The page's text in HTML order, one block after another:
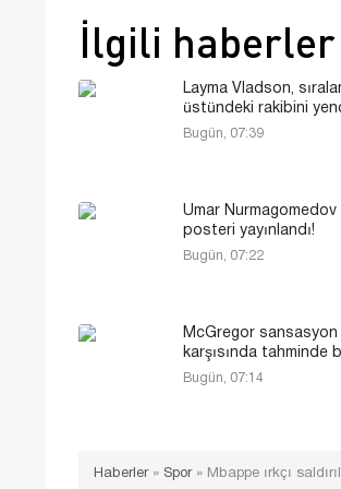
İlgili haberler
Layma Vladson,
üstündeki rakibini
Bugün, 07:39
Umar
posteri yayınlandı!
Bugün, 07:22
McGregor
karşısında tahminde
Bugün, 07:14
Haberler» Spor» Mbappe ırkçı